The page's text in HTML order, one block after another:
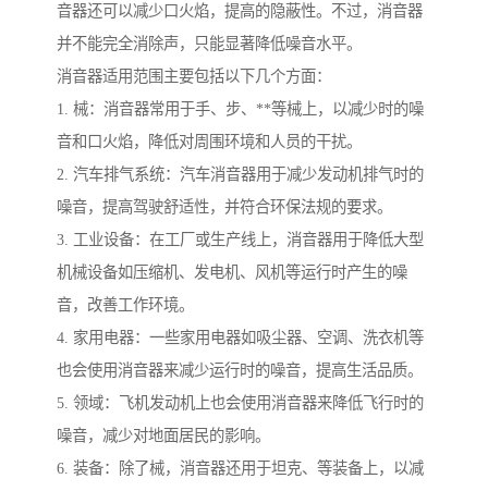
音器还可以减少口火焰，提高的隐蔽性。不过，消音器
并不能完全消除声，只能显著降低噪音水平。
消音器适用范围主要包括以下几个方面：
1. 械：消音器常用于手、步、**等械上，以减少时的噪
音和口火焰，降低对周围环境和人员的干扰。
2. 汽车排气系统：汽车消音器用于减少发动机排气时的
噪音，提高驾驶舒适性，并符合环保法规的要求。
3. 工业设备：在工厂或生产线上，消音器用于降低大型
机械设备如压缩机、发电机、风机等运行时产生的噪
音，改善工作环境。
4. 家用电器：一些家用电器如吸尘器、空调、洗衣机等
也会使用消音器来减少运行时的噪音，提高生活品质。
5. 领域：飞机发动机上也会使用消音器来降低飞行时的
噪音，减少对地面居民的影响。
6. 装备：除了械，消音器还用于坦克、等装备上，以减